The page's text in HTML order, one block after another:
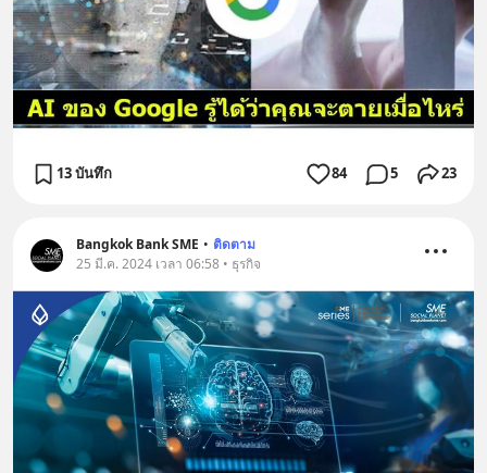
13 บันทึก 84 5 23
Bangkok Bank SME • ติดตาม
25 มี.ค. 2024 เวลา 06:58 • ธุรกิจ